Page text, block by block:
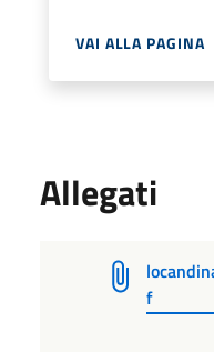
VAI ALLA PAGINA
Allegati
f